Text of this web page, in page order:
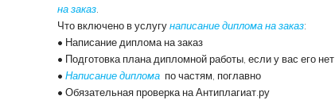
на заказ.
Что включено в услугунаписание диплома на заказ:
• Написание диплома на заказ
• Подготовка плана дипломной работы, если у вас его нет
• Написание диплома по частям, поглавно
• Обязательная проверка на Антиплагиат.ру